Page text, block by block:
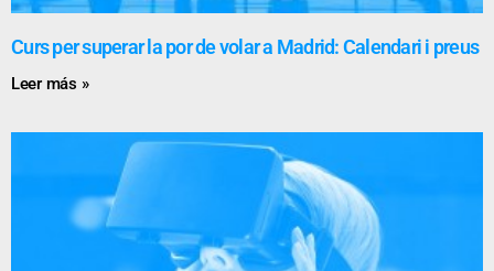
Curs per superar la por de volar a Madrid: Calendari i preus
Leer más »